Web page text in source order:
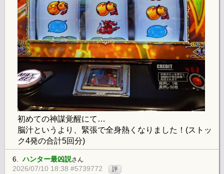
初めての神謀覚醒にて…
脳汁というより、緊張で全身熱くなりました！(ストッ
ク4発の合計5回分)
6.ハンター最凶説さん
2026/07/10 18:38 #5739772 評